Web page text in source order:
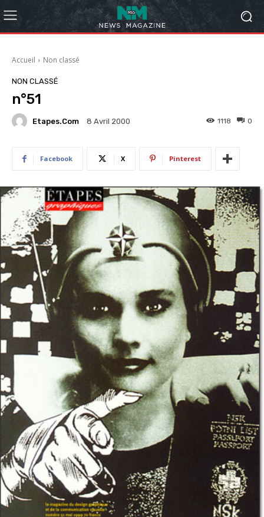
Accueil Non classé
NON CLASSÉ
n°51
Etapes.com 8 Avril 2000 0
1118
Facebook X Pinterest